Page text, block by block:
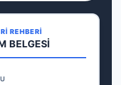
REHBERİ
BELGESİ